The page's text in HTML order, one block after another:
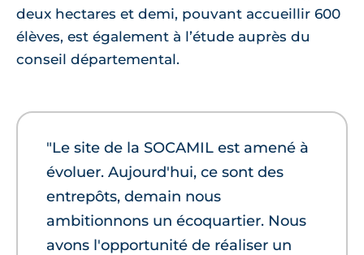
deux hectares et demi, pouvant accueillir 600
élèves, est également à l’étude auprès du
conseil départemental.
"Le site de la SOCAMIL est amené à
évoluer. Aujourd'hui, ce sont des
entrepôts, demain nous
ambitionnons un écoquartier. Nous
avons l'opportunité de réaliser un